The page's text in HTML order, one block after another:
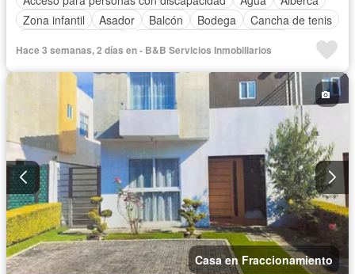
Zona infantil
Asador Balcón Bodega
Cancha de tenis
Chimenea
Cisterna Cocina equipada
Cocina integral
Cuarto de Limpieza
Cuarto de servicio
Electricidad
Estacionamiento
Gimnasio
Jardín
Recámara con closet
Azotea
Sala polivalente Seguridad
Televisión por cable
Terraza
Zonas verdes
Permite niños
Solo familias
Sin amueblar
Hace 3 semanas, 2 días en - B&B Servicios Inmobiliarios
Casa en Fraccionamiento